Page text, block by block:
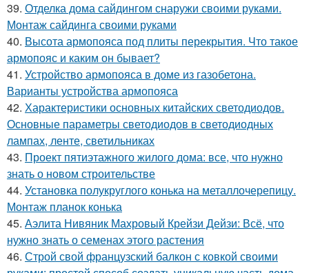
39. Отделка дома сайдингом снаружи своими руками.
Монтаж сайдинга своими руками
40. Высота армопояса под плиты перекрытия. Что такое
армопояс и каким он бывает?
41. Устройство армопояса в доме из газобетона.
Варианты устройства армопояса
42. Характеристики основных китайских светодиодов.
Основные параметры светодиодов в светодиодных
лампах, ленте, светильниках
43. Проект пятиэтажного жилого дома: все, что нужно
знать о новом строительстве
44. Установка полукруглого конька на металлочерепицу.
Монтаж планок конька
45. Аэлита Нивяник Махровый Крейзи Дейзи: Всё, что
нужно знать о семенах этого растения
46. Строй свой французский балкон с ковкой своими